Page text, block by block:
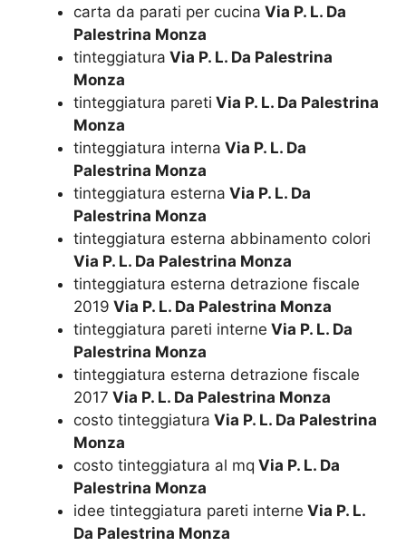
carta da parati per cucina Via P. L. Da
Palestrina Monza
tinteggiatura Via P. L. Da Palestrina
Monza
tinteggiatura pareti Via P. L. Da Palestrina
Monza
tinteggiatura interna Via P. L. Da
Palestrina Monza
tinteggiatura esterna Via P. L. Da
Palestrina Monza
tinteggiatura esterna abbinamento colori
Via P. L. Da Palestrina Monza
tinteggiatura esterna detrazione fiscale
2019 Via P. L. Da Palestrina Monza
tinteggiatura pareti interne Via P. L. Da
Palestrina Monza
tinteggiatura esterna detrazione fiscale
2017 Via P. L. Da Palestrina Monza
costo tinteggiatura Via P. L. Da Palestrina
Monza
costo tinteggiatura al mq Via P. L. Da
Palestrina Monza
idee tinteggiatura pareti interne Via P. L.
Da Palestrina Monza